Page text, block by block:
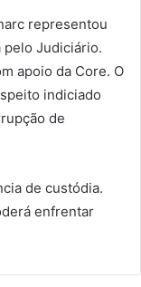
representou
Judiciário.
apoio da Core. O
indiciado
de
de custódia.
enfrentar